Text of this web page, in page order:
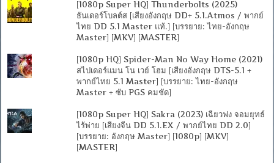
[1080p Super HQ] Thunderbolts (2025)
ธันเดอร์โบลต์ส [เสียงอังกฤษ DD+ 5.1.Atmos / พากย์
ไทย DD 5.1 Master แท้.] [บรรยาย: ไทย-อังกฤษ
Master] [MKV] [MASTER]
[1080p HQ] Spider-Man No Way Home (2021)
สไปเดอร์แมน โน เวย์ โฮม [เสียงอังกฤษ DTS-5.1 +
พากย์ไทย 5.1 Master] [บรรยาย: ไทย-อังกฤษ
Master + ซับ PGS คมชัด]
[1080p Super HQ] Sakra (2023) เฉียวฟง จอมยุทธ์
ไร้พ่าย [เสียงจีน DD 5.1.EX / พากย์ไทย DD 2.0]
[บรรยาย: อังกฤษ Master] [1080p] [MKV]
[MASTER]